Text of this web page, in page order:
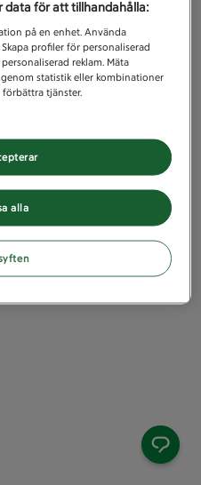
data för att tillhandahålla:
på en enhet. Använda
profiler för personaliserad
reklam. Mäta
statistik eller kombinationer
förbättra tjänster.
alla